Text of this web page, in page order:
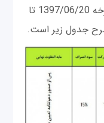
از روز سه شنبه مورخه 1397/06/20 تا